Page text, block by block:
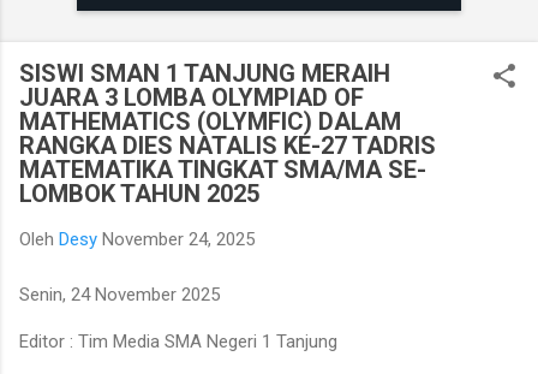
SISWI SMAN 1 TANJUNG MERAIH
JUARA 3 LOMBA OLYMPIAD OF
MATHEMATICS (OLYMFIC) DALAM
RANGKA DIES NATALIS KE-27 TADRIS
MATEMATIKA TINGKAT SMA/MA SE-
LOMBOK TAHUN 2025
Oleh Desy November 24, 2025
Senin, 24 November 2025
Editor : Tim Media SMA Negeri 1 Tanjung